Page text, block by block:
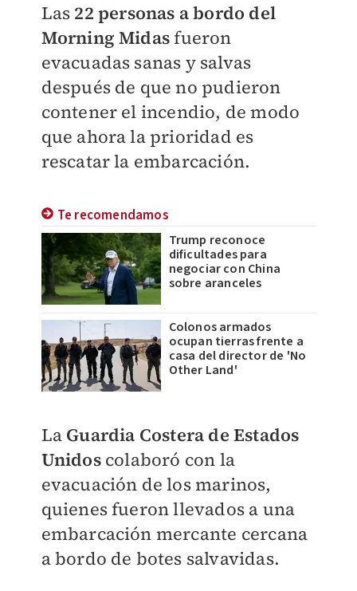
Las 22 personas a bordo del
Morning Midasfueron
evacuadas sanas y salvas
después de que no pudieron
contener el incendio, de modo
que ahora la prioridad es
rescatar la embarcación.
Te recomendamos
Trump reconoce
dificultades para
negociar con China
sobre aranceles
Colonos armados
ocupan tierras frente a
casa del director de 'No
Other Land'
La Guardia Costera de Estados
Unidos colaboró con la
evacuación de los marinos,
quienes fueron llevados a una
embarcación mercante cercana
a bordo de botes salvavidas.